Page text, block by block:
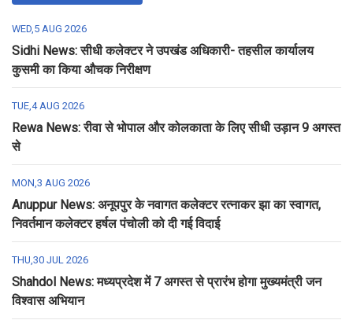
WED,5 AUG 2026
Sidhi News: सीधी कलेक्टर ने उपखंड अधिकारी- तहसील कार्यालय
कुसमी का किया औचक निरीक्षण
TUE,4 AUG 2026
Rewa News: रीवा से भोपाल और कोलकाता के लिए सीधी उड़ान 9 अगस्त
से
MON,3 AUG 2026
Anuppur News: अनूपपुर के नवागत कलेक्टर रत्नाकर झा का स्वागत,
निवर्तमान कलेक्टर हर्षल पंचोली को दी गई विदाई
THU,30 JUL 2026
Shahdol News: मध्यप्रदेश में 7 अगस्त से प्रारंभ होगा मुख्यमंत्री जन
विश्वास अभियान